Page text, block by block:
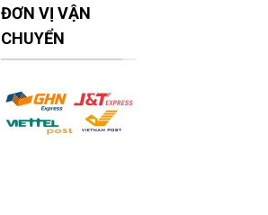
ĐƠN VỊ VẬN
CHUYỂN